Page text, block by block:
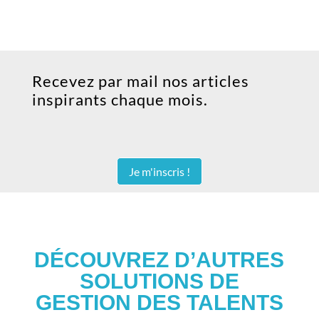
Recevez par mail nos articles
inspirants chaque mois.
Je m'inscris !
DÉCOUVREZ D’AUTRES
SOLUTIONS DE
GESTION DES TALENTS